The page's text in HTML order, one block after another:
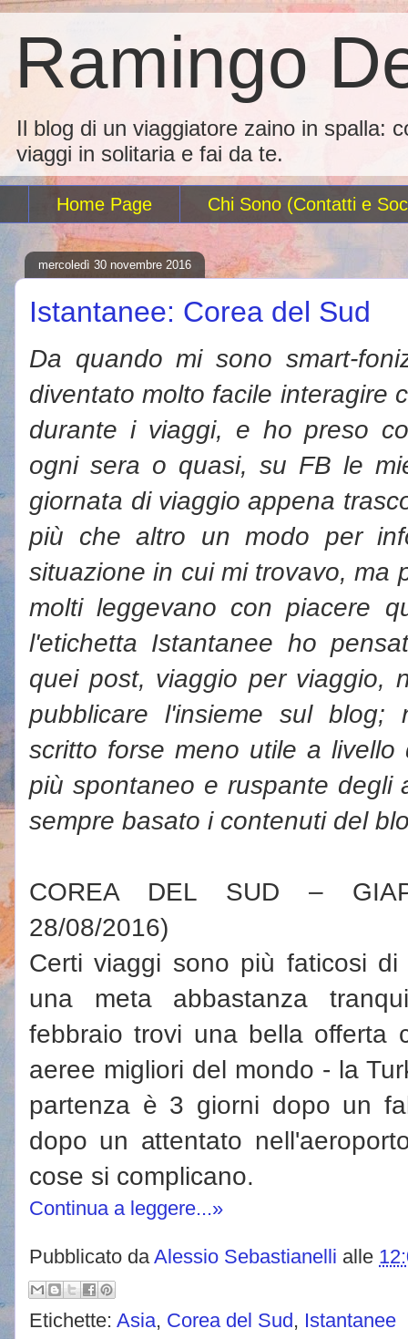
Ramingo
Il blog di un viaggiatore zaino in spalla:
viaggi in solitaria e fai da te.
Home Page Chi Sono (Contatti e
mercoledì 30 novembre 2016
Istantanee: Corea del Sud
Da quando mi sono smart-
diventato molto facile interagire
durante i viaggi, e ho preso
ogni sera o quasi, su FB le
giornata di viaggio appena
più che altro un modo per
situazione in cui mi trovavo, ma
molti leggevano con piacere
l'etichetta Istantanee ho
quei post, viaggio per viaggio,
pubblicare l'insieme sul
scritto forse meno utile a livello
più spontaneo e ruspante degli
sempre basato i contenuti del
COREA DEL SUD –
28/08/2016)
Certi viaggi sono più faticosi
una meta abbastanza
febbraio trovi una bella offerta
aeree migliori del mondo - la
partenza è 3 giorni dopo un
dopo un attentato
cose si complicano.
Continua a leggere...»
Pubblicato da Alessio Sebastianelli alle
Etichette: Asia, Corea del Sud, Istantanee